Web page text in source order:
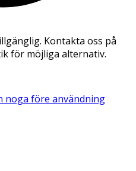
Kontakta oss på
för möjliga alternativ.
noga före användning